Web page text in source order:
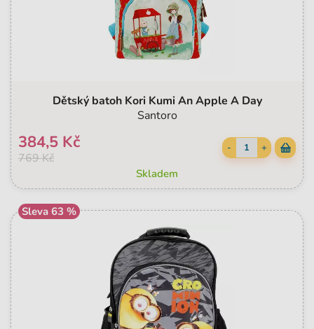
Dětský batoh Kori Kumi An Apple A Day
Santoro
769 Kč
384,5 Kč - +
Skladem
Sleva 63 %